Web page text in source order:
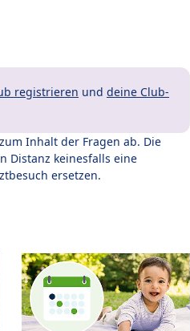
registrieren und deine Club-
Inhalt der Fragen ab. Die
Distanz keinesfalls eine
ersetzen.